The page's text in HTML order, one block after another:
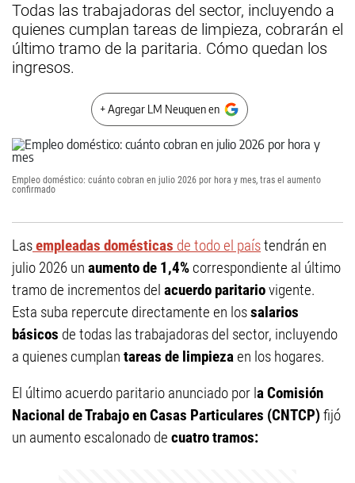
Todas las trabajadoras del sector, incluyendo a
quienes cumplan tareas de limpieza, cobrarán el
último tramo de la paritaria. Cómo quedan los
ingresos.
+ Agregar LM Neuquen en
Empleo doméstico: cuánto cobran en julio 2026 por hora y mes, tras el aumento
confirmado
Lasempleadas domésticas de todo el paístendrán en
julio 2026 un aumento de 1,4% correspondiente al último
tramo de incrementos del acuerdo paritariovigente.
Esta suba repercute directamente en lossalarios
básicos de todas las trabajadoras del sector, incluyendo
a quienes cumplan tareas de limpiezaen los hogares.
El último acuerdo paritario anunciado por la Comisión
Nacional de Trabajo en Casas Particulares (CNTCP)fijó
un aumento escalonado de cuatro tramos: